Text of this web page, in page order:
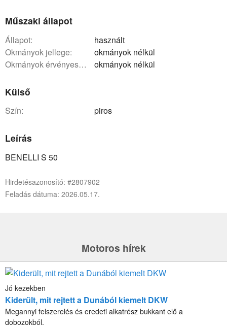
Műszaki állapot
állapot:
használt
okmányok jellege:
okmányok nélkül
okmányok érvényessége:
okmányok nélkül
Külső
szín: piros
Leírás
BENELLI S 50
Hirdetésazonosító: #2807902
Feladás dátuma: 2026.05.17.
Motoros hírek
Jó kezekben
Kiderült, mit rejtett a Dunából kiemelt DKW
Megannyi felszerelés és eredeti alkatrész bukkant elő a
dobozokból.